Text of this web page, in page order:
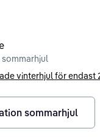
vinterhjul för endast
sommarhjul